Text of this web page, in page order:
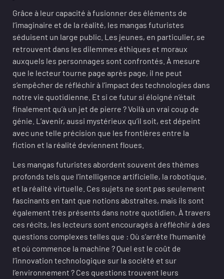
Grâce à leur capacité à fusionner des éléments de
l’imaginaire et de la réalité, les mangas futuristes
séduisent un large public. Les jeunes, en particulier, se
retrouvent dans les dilemmes éthiques et moraux
auxquels les personnages sont confrontés. À mesure
que le lecteur tourne page après page, il ne peut
s’empêcher de réfléchir à l’impact des technologies dans
notre vie quotidienne. Et si ce futur si éloigné n’était
finalement qu’à un jet de pierre ? Voilà un vrai coup de
génie. L’avenir, aussi mystérieux qu’il soit, est dépeint
avec une telle précision que les frontières entre la
fiction et la réalité deviennent floues.
Les mangas futuristes abordent souvent des thèmes
profonds tels que l’intelligence artificielle, la robotique,
et la réalité virtuelle. Ces sujets ne sont pas seulement
fascinants en tant que notions abstraites, mais ils sont
également très présents dans notre quotidien. À travers
ces récits, les lecteurs sont encouragés à réfléchir à des
questions complexes telles que : Où s’arrête l’humanité
et où commence la machine ? Quel est le coût de
l’innovation technologique sur la société et sur
l’environnement ? Ces questions trouvent leurs